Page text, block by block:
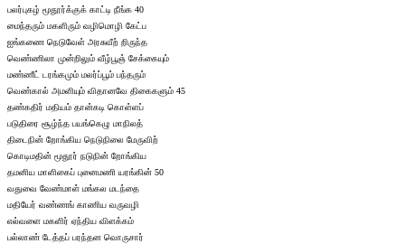
பலர்புகழ் மூதூர்க்குக் காட்டி நீங்க 40
மைந்தரும் மகளிரும் வழிமொழி கேட்ப
ஐங்கணை நெடுவேள் அரசுவீற் றிருந்த
வெண்ணிலா முன்றிலும் வீழ்பூஞ் சேக்கையும்
மண்ணீட் டரங்கமும் மலர்ப்பூம் பந்தரும்
வெண்கால் அமளியும் விதானவே திகைகளும் 45
தண்கதிர் மதியம் தான்கடி கொள்ளப்
படுதிரை சூழ்ந்த பயங்கெழு மாநிலத்
திடைநின் றோங்கிய நெடுநிலை மேருவிற்
கொடிமதின் மூதூர் நடுநின் றோங்கிய
தமனிய மாளிகைப் புனைமணி யரங்கின் 50
வதுவை வேண்மாள் மங்கல மடந்தை
மதியேர் வண்ணங் காணிய வருவழி
எல்வளை மகளிர் ஏந்திய விளக்கம்
பல்லாண் டேத்தப் பரந்தன வொருசார்